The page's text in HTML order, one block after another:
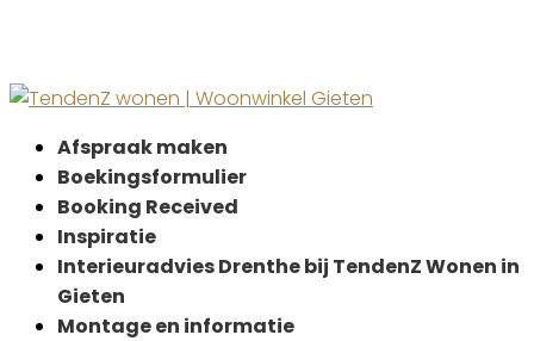
Afspraak maken
Boekingsformulier
Booking Received
Inspiratie
Interieuradvies Drenthe bij TendenZ Wonen in
Gieten
Montage en informatie